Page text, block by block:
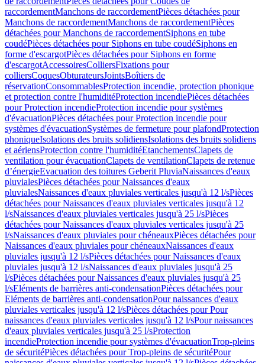
raccordementManchons de raccordementPièces détachées pour
Manchons de raccordementManchons de raccordementPièces
détachées pour Manchons de raccordementSiphons en tube
coudéPièces détachées pour Siphons en tube coudéSiphons en
forme d'escargotPièces détachées pour Siphons en forme
d'escargotAccessoiresColliersFixations pour
colliersCoquesObturateursJointsBoîtiers de
réservationConsommablesProtection incendie, protection phonique
et protection contre l'humiditéProtection incendiePièces détachées
pour Protection incendieProtection incendie pour systèmes
d'évacuationPièces détachées pour Protection incendie pour
systèmes d'évacuationSystèmes de fermeture pour plafondProtection
phoniqueIsolations des bruits solidiensIsolations des bruits solidiens
et aériensProtection contre l'humiditéEtanchementsClapets de
ventilation pour évacuationClapets de ventilationClapets de retenue
d’énergieEvacuation des toitures Geberit PluviaNaissances d'eaux
pluvialesPièces détachées pour Naissances d'eaux
pluvialesNaissances d'eaux pluviales verticales jusqu'à 12 l/sPièces
détachées pour Naissances d'eaux pluviales verticales jusqu'à 12
l/sNaissances d'eaux pluviales verticales jusqu'à 25 l/sPièces
détachées pour Naissances d'eaux pluviales verticales jusqu'à 25
l/sNaissances d'eaux pluviales pour chéneauxPièces détachées pour
Naissances d'eaux pluviales pour chéneauxNaissances d'eaux
pluviales jusqu'à 12 l/sPièces détachées pour Naissances d'eaux
pluviales jusqu'à 12 l/sNaissances d'eaux pluviales jusqu'à 25
l/sPièces détachées pour Naissances d'eaux pluviales jusqu'à 25
l/sEléments de barrières anti-condensationPièces détachées pour
Eléments de barrières anti-condensationPour naissances d'eaux
pluviales verticales jusqu'à 12 l/sPièces détachées pour Pour
naissances d'eaux pluviales verticales jusqu'à 12 l/sPour naissances
d'eaux pluviales verticales jusqu'à 25 l/sProtection
incendieProtection incendie pour systèmes d'évacuationTrop-pleins
de sécuritéPièces détachées pour Trop-pleins de sécuritéPour